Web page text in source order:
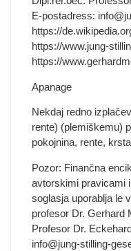
E-postadress:
https://
https://www.jung-
https://
Apanage
Nekdaj redno
rente) (plemiškemu)
pokojnina, rente,
Pozor: Finančna
avtorskimi pravicami
soglasja uporablja le
profesor Dr. Gerhard
Profesor Dr.
info@jung-stilling-